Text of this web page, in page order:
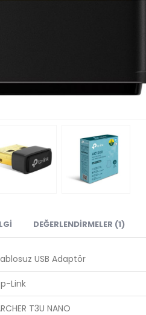
DEĞERLENDIRMELER (1)
USB Adaptör
Link
T3U NANO